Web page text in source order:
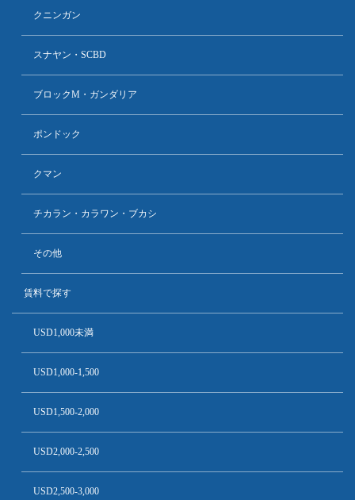
クニンガン
スナヤン・SCBD
ブロックM・ガンダリア
ポンドック
クマン
チカラン・カラワン・ブカシ
その他
賃料で探す
USD1,000未満
USD1,000-1,500
USD1,500-2,000
USD2,000-2,500
USD2,500-3,000